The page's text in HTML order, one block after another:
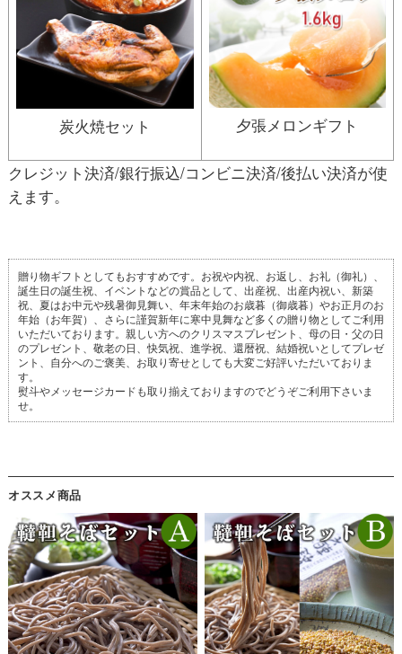
炭火焼セット 夕張メロンギフト
クレジット決済/銀行振込/コンビニ決済/後払い決済が使
えます。
贈り物ギフトとしてもおすすめです。お祝や内祝、お返し、お礼（御礼）、
誕生日の誕生祝、イベントなどの賞品として、出産祝、出産内祝い、新築
祝、夏はお中元や残暑御見舞い、年末年始のお歳暮（御歳暮）やお正月のお
年始（お年賀）、さらに謹賀新年に寒中見舞など多くの贈り物としてご利用
いただいております。親しい方へのクリスマスプレゼント、母の日・父の日
のプレゼント、敬老の日、快気祝、進学祝、還暦祝、結婚祝いとしてプレゼ
ント、自分へのご褒美、お取り寄せとしても大変ご好評いただいておりま
す。
熨斗やメッセージカードも取り揃えておりますのでどうぞご利用下さいま
せ。
オススメ商品